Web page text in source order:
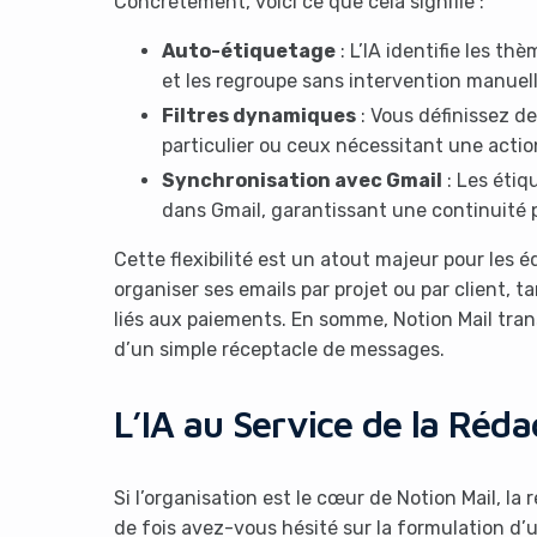
Auto-étiquetage: L’IA identifie les
et les regroupe sans intervention
Filtres dynamiques: Vous définissez
particulier ou ceux nécessitant une
Synchronisation avec Gmail : Les
dans Gmail, garantissant une continuité
Cette flexibilité est un atout majeur pour les
organiser ses emails par projet ou par client,
liés aux paiements. En somme, Notion Mail
d’un simple réceptacle de messages.
L’IA au Service de la
Si l’organisation est le cœur de Notion Mail, la
de fois avez-vous hésité sur la formulation